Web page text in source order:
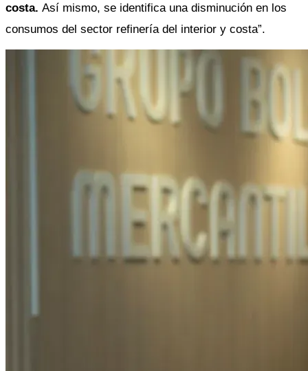
costa. Así mismo, se identifica una disminución en los
consumos del sector refinería del interior y costa”.